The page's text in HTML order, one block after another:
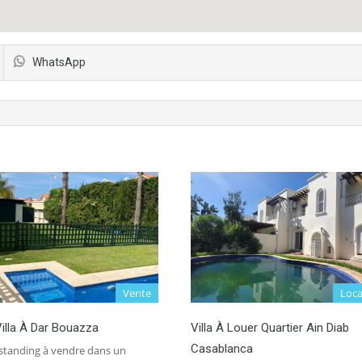
WhatsApp
Vente
À Dar Bouazza
à vendre dans un
Villa À Louer Quartier Ain Diab
Casablanca